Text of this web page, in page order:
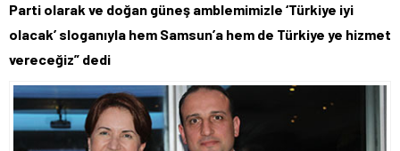
Parti olarak ve doğan güneş amblemimizle ‘Türkiye iyi
olacak’ sloganıyla hem Samsun’a hem de Türkiye ye hizmet
vereceğiz” dedi